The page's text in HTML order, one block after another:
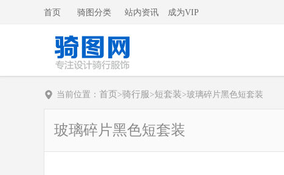
首页 骑图分类 站内资讯 成为VIP
当前位置： 首页>骑行服 >短套装>玻璃碎片黑色短套装
玻璃碎片黑色短套装